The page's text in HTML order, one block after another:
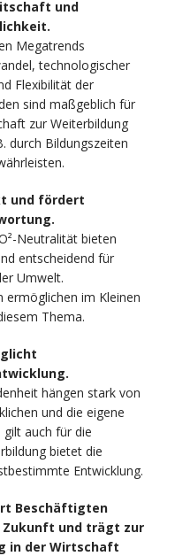
und
Megatrends
technologischer
Flexibilität der
sind maßgeblich für
zur Weiterbildung
durch Bildungszeiten
und fördert
Neutralität bieten
entscheidend für
Umwelt.
ermöglichen im Kleinen
Thema.
hängen stark von
und die eigene
gilt auch für die
bietet die
Entwicklung.
Beschäftigten
und trägt zur
in der Wirtschaft